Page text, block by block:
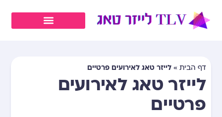
דף הבית »לייזר טאג לאירועים פרטיים
לייזר טאג לאירועים
פרטיים